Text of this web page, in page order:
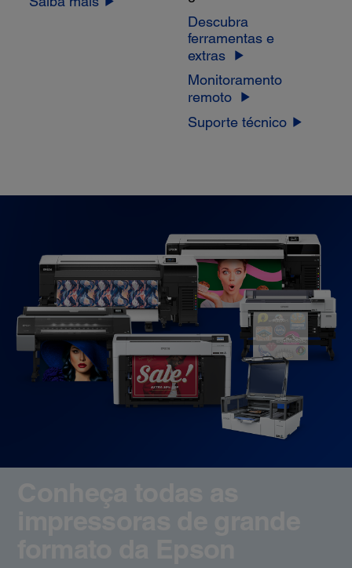
Descubra
ferramentas e
extras
Monitoramento
remoto
Suporte técnico